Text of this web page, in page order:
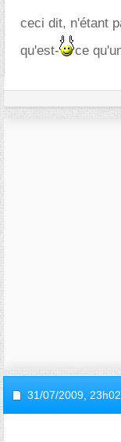
ceci dit, n'étant
qu'est-
ce
31/07/2009, 23h02